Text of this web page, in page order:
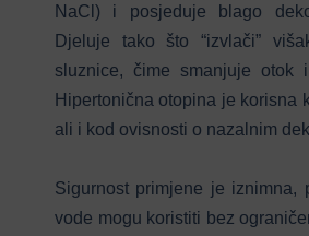
NaCl) i posjeduje blago
Djeluje tako što “izvlači”
sluznice, čime smanjuje otok
Hipertonična otopina je korisna
ali i kod ovisnosti o nazalnim
Sigurnost primjene je iznimna,
vode mogu koristiti bez